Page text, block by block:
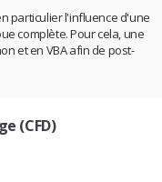
particulier l'influence d'une
complète. Pour cela, une
et en VBA afin de post-
(CFD)